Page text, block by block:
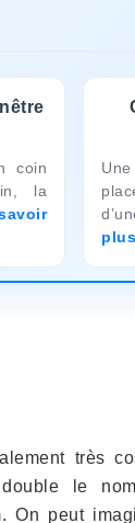
coin
la
plus
très
le
On peut